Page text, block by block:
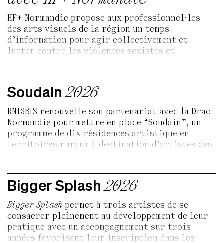
HF+ Normandie propose aux professionnel·les
des arts visuels de la région un temps
d’information pour agir collectivement et
lutter contre les violences sexistes et
pénal ou dans le code du travail, avant
d’échanger sur les premiers reflexes à adopter
en tant que témoin ou victime de violence. Enfin,
un large temps sera consacré aux offres de
formations sur ces sujets à destination des
personnels de structures ou des artistes-
auteur·ices.
Soudain2026
RN13BIS renouvelle son partenariat avec la Drac
Normandie pour mettre en place “Soudain”, un
programme de dix résidences artistique en
territoires ruraux à destination d’artistes des
depuis moins de 6 ans (DNSEP entre 2025 et 2020).
Bigger Splash2026
Bigger Splash permet à trois artistes de se
consacrer pleinement au développement de leur
pratique avec un accompagnement sur trois
années favorisant leur inscription dans les